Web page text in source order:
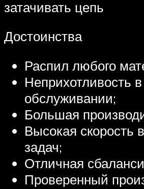
затачивать цепь
Достоинства
Распил любого
Неприхотливость в
обслуживании;
Большая
Высокая скорость
задач;
Отличная
Проверенный